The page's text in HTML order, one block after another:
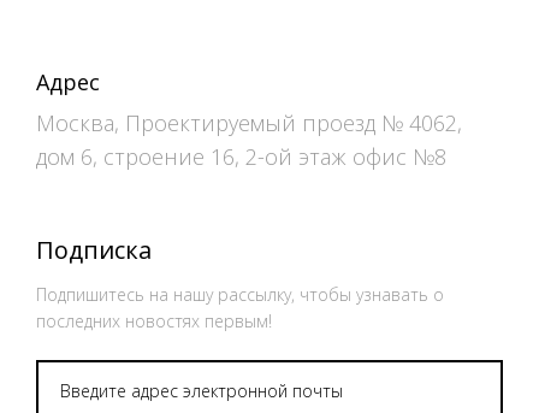
Адрес
Москва, Проектируемый проезд № 4062,
дом 6, строение 16, 2-ой этаж офис №8
Подписка
Подпишитесь на нашу рассылку, чтобы узнавать о
последних новостях первым!